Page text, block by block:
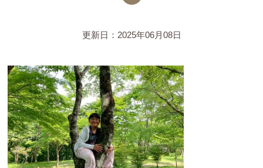
YouTubeチャンネル
通年コース
週末コース
短期コース
更新日：2025年06月08日